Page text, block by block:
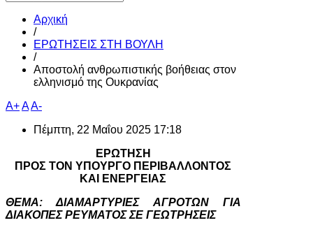
Αρχική
/
ΕΡΩΤΗΣΕΙΣ ΣΤΗ ΒΟΥΛΗ
/
Αποστολή ανθρωπιστικής βοήθειας στον
ελληνισμό της Ουκρανίας
A+AA-
Πέμπτη, 22 Μαΐου 2025 17:18
ΕΡΩΤΗΣΗ
ΠΡΟΣ ΤΟΝ ΥΠΟΥΡΓΟ ΠΕΡΙΒΑΛΛΟΝΤΟΣ
ΚΑΙ ΕΝΕΡΓΕΙΑΣ
ΘΕΜΑ: ΔΙΑΜΑΡΤΥΡΙΕΣ ΑΓΡΟΤΩΝ ΓΙΑ
ΔΙΑΚΟΠΕΣ ΡΕΥΜΑΤΟΣ ΣΕ ΓΕΩΤΡΗΣΕΙΣ